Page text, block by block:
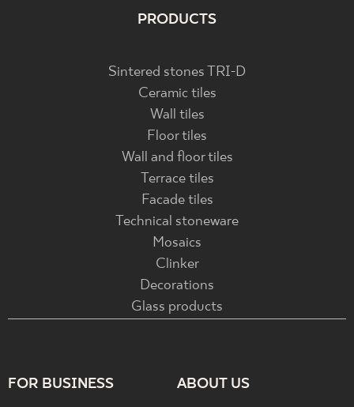
PRODUCTS
Sintered stones TRI-D
Ceramic tiles
Wall tiles
Floor tiles
Wall and floor tiles
Terrace tiles
Facade tiles
Technical stoneware
Mosaics
Clinker
Decorations
Glass products
FOR BUSINESS ABOUT US